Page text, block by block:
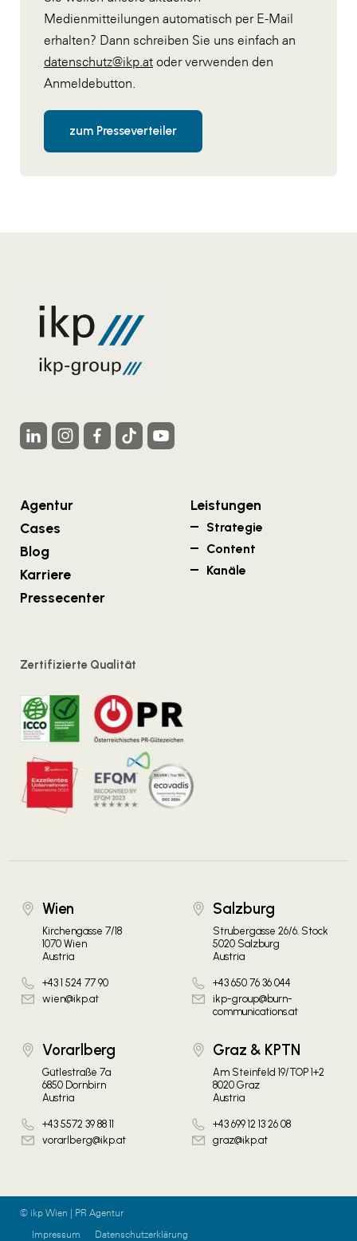
Medienmitteilungen automatisch per E-Mail
erhalten? Dann schreiben Sie uns einfach an
datenschutz@ikp.at oder verwenden den
Anmeldebutton.
zum Presseverteiler
Agentur
Cases
Blog
Karriere
Pressecenter
Leistungen
Strategie
Content
Kanäle
Zertifizierte Qualität
Wien
Kirchengasse 7/18
1070 Wien
Austria
+43 1 524 77 90
wien@ikp.at
Salzburg
Strubergasse 26/6. Stock
5020 Salzburg
Austria
+43 650 76 36 044
ikp-group@burn-
communications.at
Vorarlberg
Gütlestraße 7a
6850 Dornbirn
Austria
+43 5572 39 88 11
vorarlberg@ikp.at
Graz & KPTN
Am Steinfeld 19/TOP 1+2
8020 Graz
Austria
+43 699 12 13 26 08
graz@ikp.at
© ikp Wien | PR Agentur
Impressum
Datenschutzerklärung